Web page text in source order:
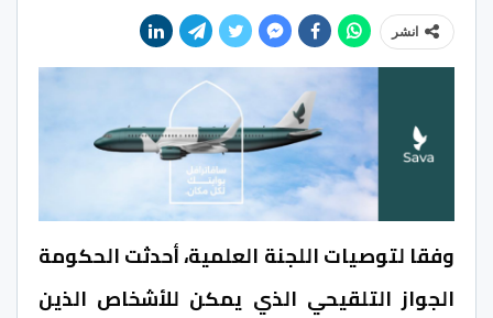
انشر
وفقا لتوصيات اللجنة العلمية، أحدثت الحكومة
الجواز التلقيحي الذي يمكن للأشخاص الذين